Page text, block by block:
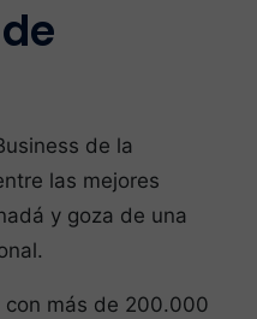
de la
las mejores
y goza de una
más de 200.000